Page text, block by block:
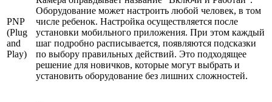
PNP
(Plug
and
Play)
Оборудование может настроить любой человек, в том
числе ребенок. Настройка осуществляется после
установки мобильного приложения. При этом каждый
шаг подробно расписывается, появляются подсказки
по выбору правильных действий. Это подходящее
решение для новичков, которые могут выбрать и
установить оборудование без лишних сложностей.